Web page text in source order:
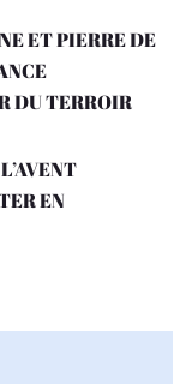
ET PIERRE DE
DU TERROIR
EN